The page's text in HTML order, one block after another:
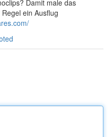
Damit male das
ein Ausflug